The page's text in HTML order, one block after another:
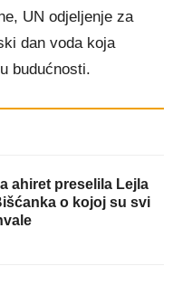
UN odjeljenje za
dan voda koja
budućnosti.
ahiret preselila Lejla
o kojoj su svi